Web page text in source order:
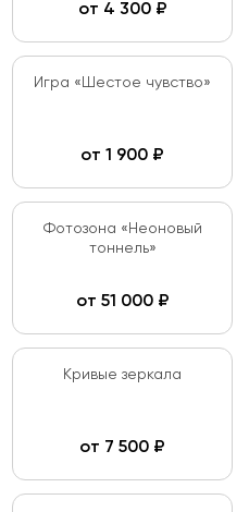
от 4 300₽
Игра «Шестое чувство»
от 1 900 ₽
Фотозона «Неоновый
тоннель»
от 51 000₽
Кривые зеркала
от 7 500 ₽